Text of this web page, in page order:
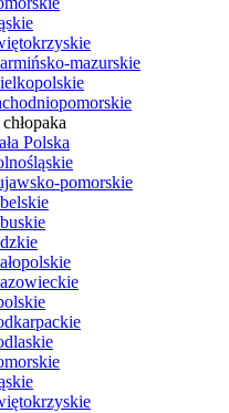
mazurskie
Polska
pomorskie